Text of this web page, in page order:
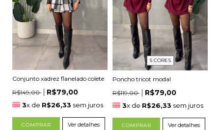
Conjunto xadrez flanelado colete
R$149,00
R$79,00
3x de R$26,33 sem juros
COMPRAR Ver detalhes
5 CORES
Poncho tricot modal
R$119,00
R$79,00
3x de R$26,33 sem juros
COMPRAR Ver detalhes